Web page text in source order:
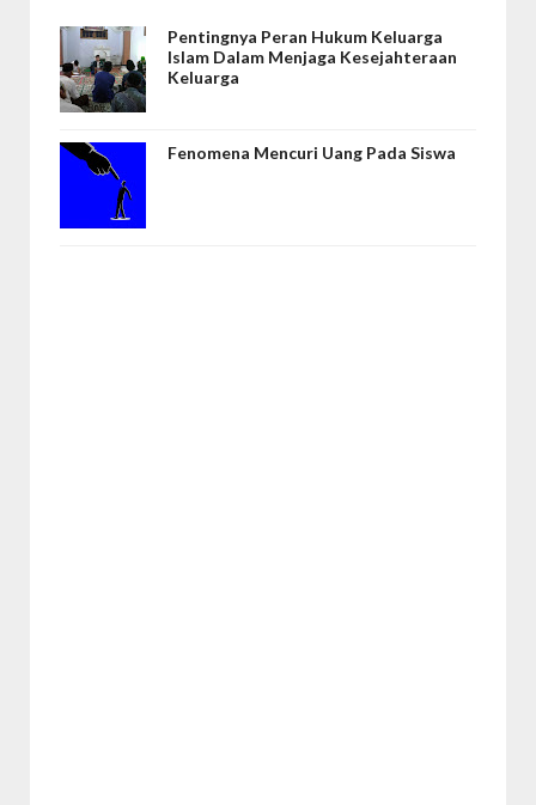
Pentingnya Peran Hukum Keluarga
Islam Dalam Menjaga Kesejahteraan
Keluarga
Fenomena Mencuri Uang Pada Siswa